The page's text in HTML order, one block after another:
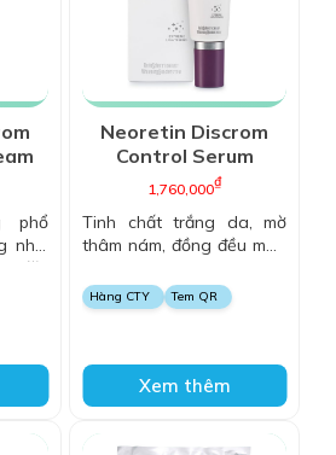
phổ
nhẹ,
đặc
da
Neoretin Discrom
Control Serum
Booster Fluid
1,760,000₫
Tinh chất trắng da, mờ
thâm nám, đồng đều màu
Hàng CTY Tem QR
Xem thêm